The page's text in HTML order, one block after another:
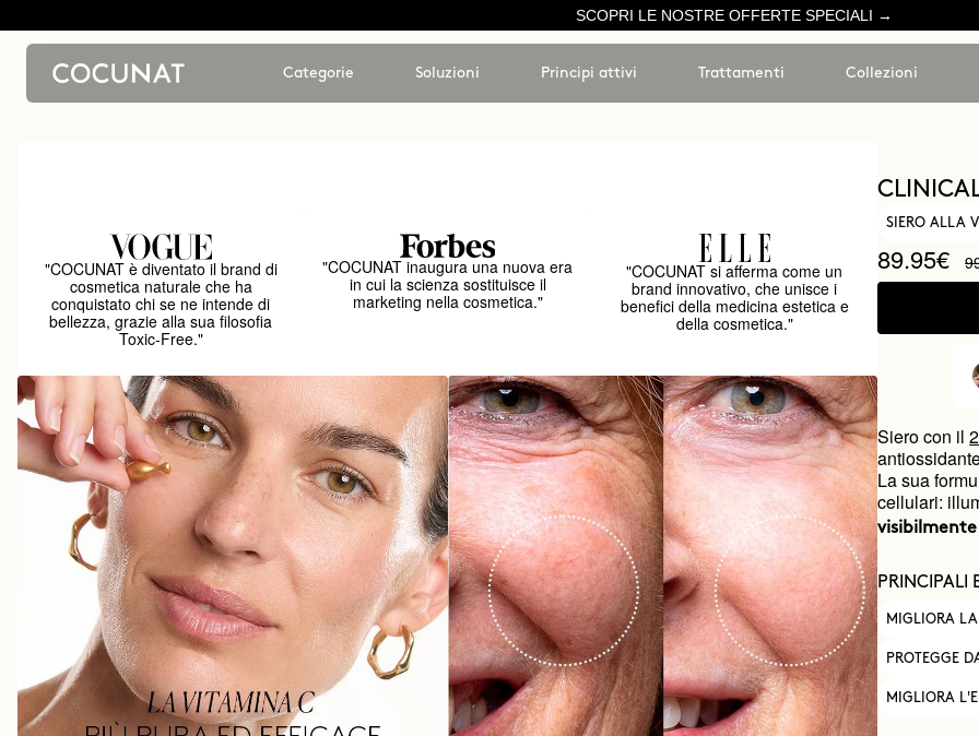
SCOPRI LE NOSTRE OFFERTE SPECIALI →
Categorie Soluzioni Principi attivi Trattamenti Collezioni
"COCUNAT è diventato il brand di
cosmetica naturale che ha
conquistato chi se ne intende di
bellezza, grazie alla sua filosofia
Toxic-Free."
"COCUNAT inaugura una nuova era
in cui la scienza sostituisce il
marketing nella cosmetica."
"COCUNAT si afferma come un
brand innovativo, che unisce i
benefici della medicina estetica e
della cosmetica."
SIERO ALLA
89.95€
Siero con il
La sua
cellulari:
PRINCIPALI
MIGLIORA
PROTEGGE
MIGLIORA